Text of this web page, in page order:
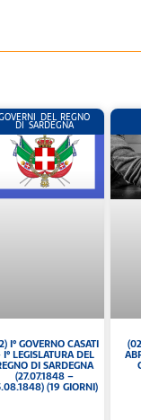
DEL REGNO
DI SARDEGNA
I° GOVERNO CASATI
LEGISLATURA DEL
DI SARDEGNA
(27.07.1848 –
(19 GIORNI)